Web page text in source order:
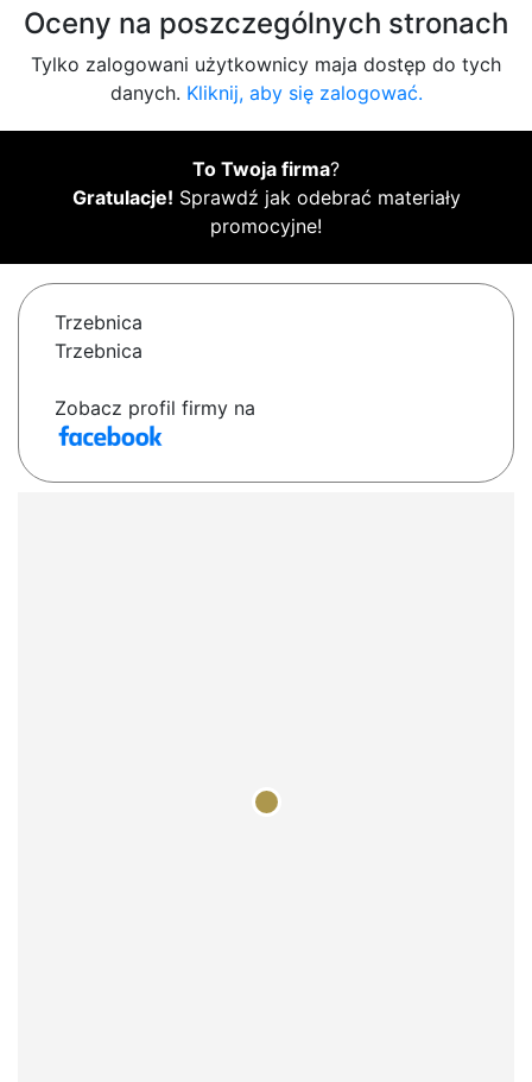
Oceny na poszczególnych stronach
Tylko zalogowani użytkownicy maja dostęp do tych
danych. Kliknij, aby się zalogować.
To Twoja firma?
Gratulacje! Sprawdź jak odebrać materiały
promocyjne!
Trzebnica
Trzebnica
Zobacz profil firmy na